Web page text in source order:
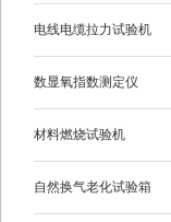
电线电缆拉力试验机
数显氧指数测定仪
材料燃烧试验机
自然换气老化试验箱